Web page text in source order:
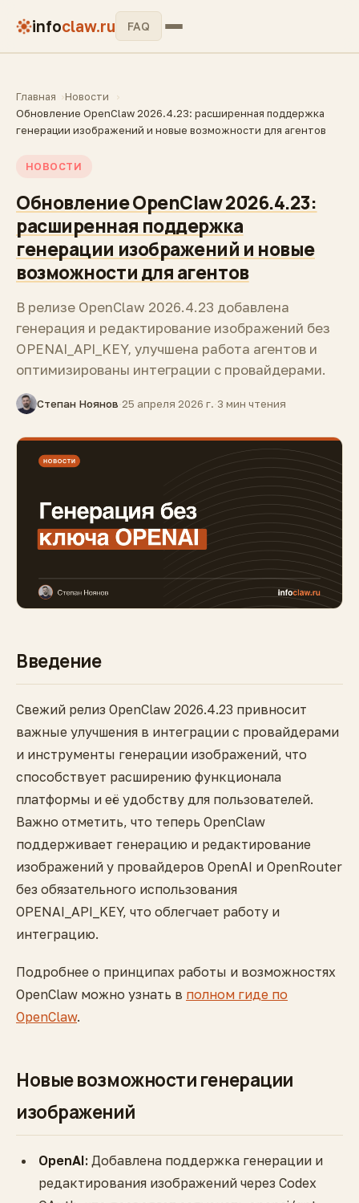
infoclaw.ru FAQ
Главная
Новости
Обновление OpenClaw 2026.4.23: расширенная поддержка
генерации изображений и новые возможности для агентов
НОВОСТИ
Обновление OpenClaw 2026.4.23:
расширенная поддержка
генерации изображений и новые
возможности для агентов
В релизе OpenClaw 2026.4.23 добавлена
генерация и редактирование изображений без
OPENAI_API_KEY, улучшена работа агентов и
оптимизированы интеграции с провайдерами.
Степан Ноянов·25 апреля 2026 г.·3 мин чтения
Введение
Свежий релиз OpenClaw 2026.4.23 привносит
важные улучшения в интеграции с провайдерами
и инструменты генерации изображений, что
способствует расширению функционала
платформы и её удобству для пользователей.
Важно отметить, что теперь OpenClaw
поддерживает генерацию и редактирование
изображений у провайдеров OpenAI и OpenRouter
без обязательного использования
OPENAI_API_KEY, что облегчает работу и
интеграцию.
Подробнее о принципах работы и возможностях
OpenClaw можно узнать в полном гиде по
OpenClaw.
Новые возможности генерации
изображений
OpenAI: Добавлена поддержка генерации и
редактирования изображений через Codex